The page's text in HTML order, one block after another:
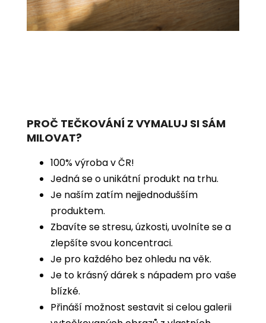
PROČ TEČKOVÁNÍ Z VYMALUJ SI SÁM
MILOVAT?
100% výroba v ČR!
Jedná se o unikátní produkt na trhu.
Je naším zatím nejjednodušším
produktem.
Zbavíte se stresu, úzkosti, uvolníte se a
zlepšíte svou koncentraci.
Je pro každého bez ohledu na věk.
Je to krásný dárek s nápadem pro vaše
blízké.
Přináší možnost sestavit si celou galerii